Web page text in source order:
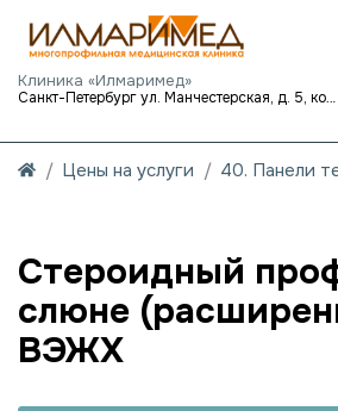
Клиника «Илмаримед»
Санкт-Петербург ул. Манчестерская, д. 5, корп. 1
Цены на услуги 40. Панели
Стероидный
слюне
ВЭЖХ